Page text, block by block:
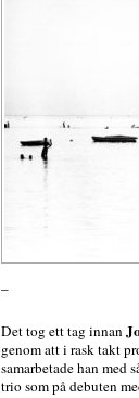
–
Det tog ett tag innan
genom att i rask takt
samarbetade han med
trio som på debuten